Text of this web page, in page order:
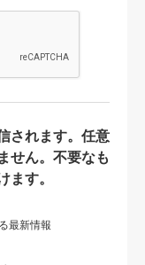
されます。任意
せん。不要なも
す。
最新情報